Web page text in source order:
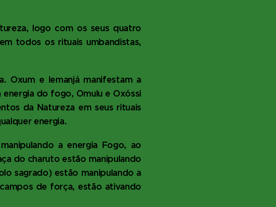
logo com os seus quatro
todos os rituais umbandistas,
Oxum e Iemanjá manifestam a
energia do fogo, Omulu e Oxóssi
da Natureza em seus rituais
energia.
a energia Fogo, ao
do charuto estão manipulando
sagrado) estão manipulando a
de força, estão ativando